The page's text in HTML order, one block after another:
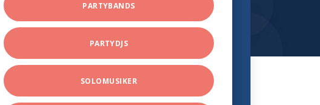
PARTYBANDS
PARTYDJS
SOLOMUSIKER